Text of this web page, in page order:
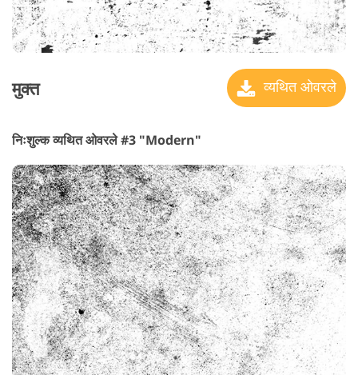
मुक्त व्यथित ओवरले
निःशुल्क व्यथित ओवरले #3 "Modern"